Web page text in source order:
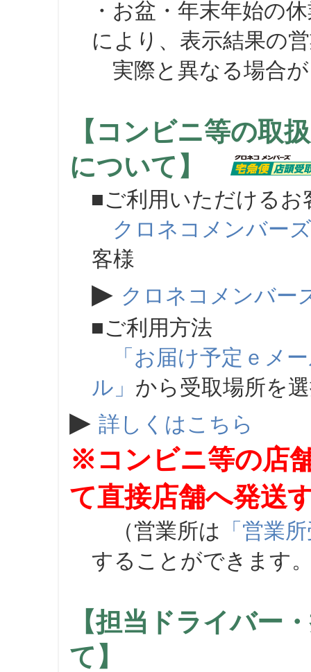
・お盆・年末年始の
により、表示結果の
実際と異なる場合が
【コンビニ等の取
について】
■ご利用いただけるお
クロネコメンバーズ
客様
▶ クロネコメンバー
■ご利用方法
「お届け予定ｅメ
ル」 から受取場所を
▶ 詳しくはこちら
※コンビニ等の店
て直接店舗へ発送
（営業所は 「営業
することができます
【担当ドライバー
て】